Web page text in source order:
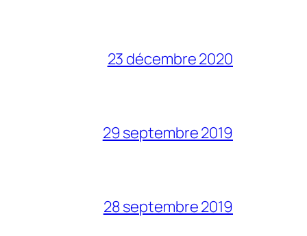
23 décembre 2020
29 septembre 2019
28 septembre 2019